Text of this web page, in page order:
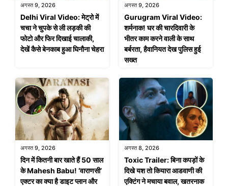
अगस्त 9, 2026
Delhi Viral Video: मेट्रो में
चचा ने चुपके से ली लड़की की
फोटो और फिर दिखाई चालाकी,
देखें कैसे बेनकाब हुआ घिनौना चेहरा
अगस्त 9, 2026
Gurugram Viral Video:
शर्मनाक! घर की चारदिवारी के
भीतर काम करने वाली के साथ
बर्बरता, हैवानियत देख पुलिस हुई
सख्त
अगस्त 9, 2026
दिन में कितनी बार खाते हैं 50 साल
के Mahesh Babu! ‘वाराणसी’
एक्टर का क्या है डाइट प्लान और
अगस्त 8, 2026
Toxic Trailer: बिना कपड़ों के
दिखे यश तो कियारा आडवाणी की
एक्टिंग ने मचाया बवाल, खतरनाक